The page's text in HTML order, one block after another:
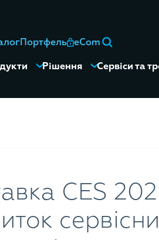
Портфель eCom
Рішення Сервіси та
CES